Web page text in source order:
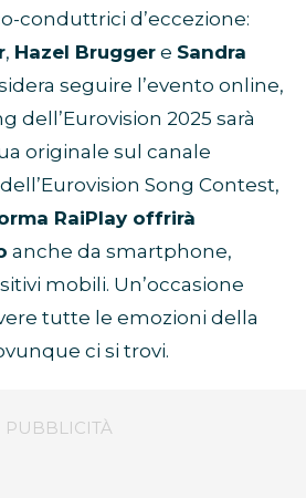
conduttrici d’eccezione:
, Hazel Brugger e Sandra
seguire l’evento online,
dell’Eurovision 2025 sarà
originale sul canale
Song Contest,
RaiPlay offrirà
anche da smartphone,
mobili. Un’occasione
tutte le emozioni della
ci si trovi.